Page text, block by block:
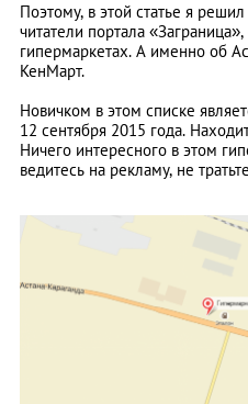
Поэтому, в этой статье я
читатели портала
гипермаркетах. А именно об
КенМарт.
Новичком в этом списке
12 сентября 2015 года.
Ничего интересного в этом
ведитесь на рекламу, не